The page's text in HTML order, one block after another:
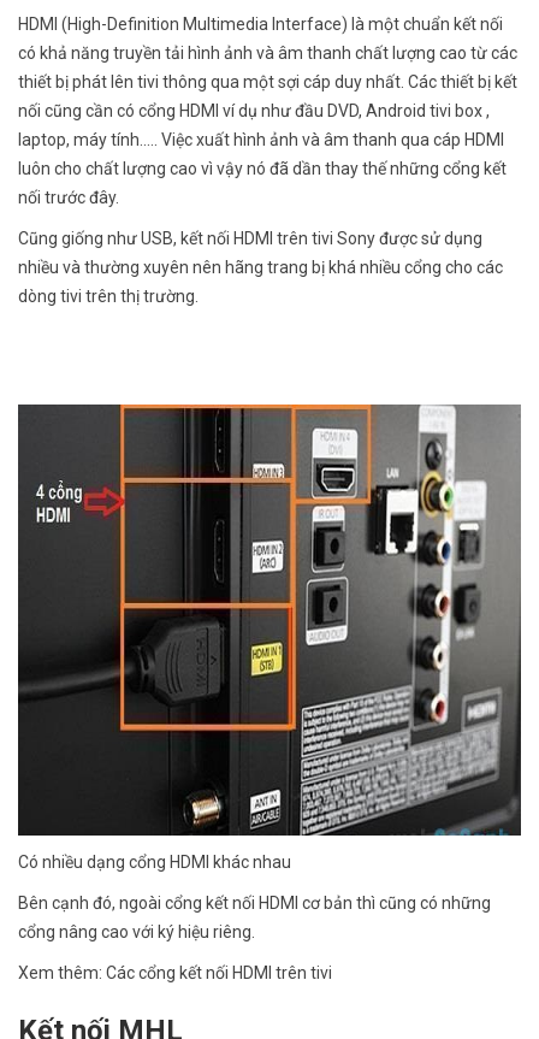
HDMI (High-Definition Multimedia Interface) là một chuẩn kết nối
có khả năng truyền tải hình ảnh và âm thanh chất lượng cao từ các
thiết bị phát lên tivi thông qua một sợi cáp duy nhất. Các thiết bị kết
nối cũng cần có cổng HDMI ví dụ như đầu DVD, Android tivi box ,
laptop, máy tính..... Việc xuất hình ảnh và âm thanh qua cáp HDMI
luôn cho chất lượng cao vì vậy nó đã dần thay thế những cổng kết
nối trước đây.
Cũng giống như USB, kết nối HDMI trên tivi Sony được sử dụng
nhiều và thường xuyên nên hãng trang bị khá nhiều cổng cho các
dòng tivi trên thị trường.
Có nhiều dạng cổng HDMI khác nhau
Bên cạnh đó, ngoài cổng kết nối HDMI cơ bản thì cũng có những
cổng nâng cao với ký hiệu riêng.
Xem thêm: Các cổng kết nối HDMI trên tivi
Kết nối MHL